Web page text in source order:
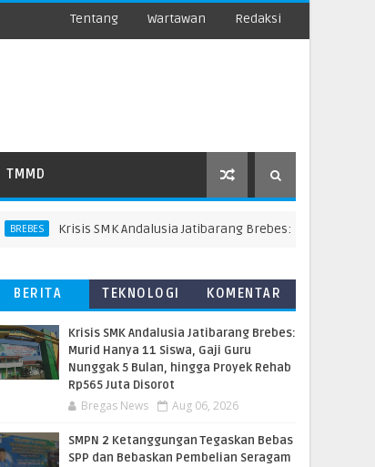
Tentang Wartawan Redaksi
TMMD
Krisis SMK Andalusia Jatibarang Brebes: Murid Hanya 11
BERITA
TERBARU
TEKNOLOGI
KOMENTAR
Krisis SMK Andalusia Jatibarang Brebes:
Murid Hanya 11 Siswa, Gaji Guru
Nunggak 5 Bulan, hingga Proyek Rehab
Rp565 Juta Disorot
Bregas News Aug 06, 2026
SMPN 2 Ketanggungan Tegaskan Bebas
SPP dan Bebaskan Pembelian Seragam